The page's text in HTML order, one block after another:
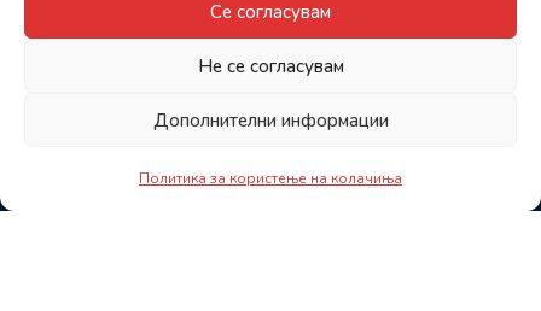
Се согласувам
Не се согласувам
Дополнителни информации
Политика за користење на колачиња